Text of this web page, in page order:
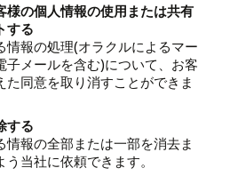
様の個人情報の使用または共有
する
情報の処理(オラクルによるマー
子メールを含む)について、お客
た同意を取り消すことができま
する
情報の全部または一部を消去ま
当社に依頼できます。